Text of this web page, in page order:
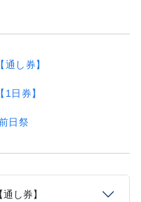
し券】
日券】
日祭
し券】